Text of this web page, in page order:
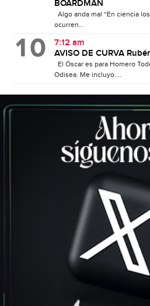
BOARDMAN
Algo anda mal “En ciencia
ocurren...
7:12 am
AVISO DE CURVA
El Óscar es para Homero
Odisea. Me incluyo....